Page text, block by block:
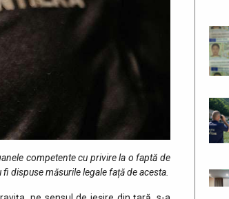
competente cu privire la o faptă de
dispuse măsurile legale față de acesta.